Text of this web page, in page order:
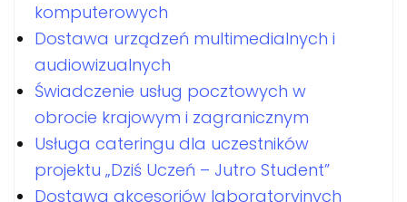
komputerowych
Dostawa urządzeń multimedialnych i
audiowizualnych
Świadczenie usług pocztowych w
obrocie krajowym i zagranicznym
Usługa cateringu dla uczestników
projektu „Dziś Uczeń – Jutro Student”
Dostawa akcesoriów laboratoryjnych